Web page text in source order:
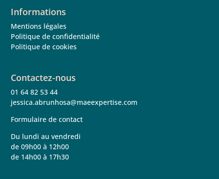
Informations
Mentions légales
Politique de confidentialité
Politique de cookies
Contactez-nous
01 64 82 53 44
jessica.abrunhosa@maeexpertise.com
Formulaire de contact
Du lundi au vendredi
de 09h00 à 12h00
de 14h00 à 17h30